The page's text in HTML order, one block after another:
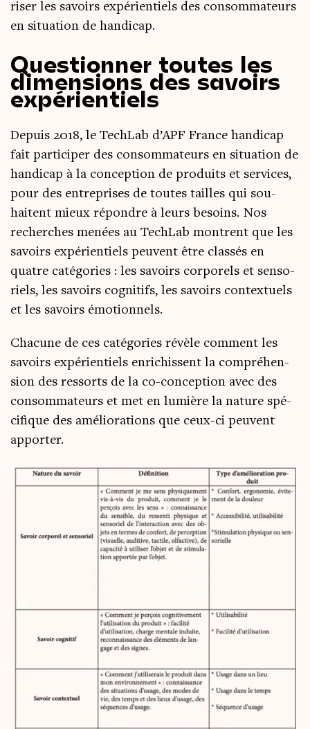
ri­ser les savoirs expé­rien­tiels des consom­ma­teurs
en situa­tion de handicap.
Questionner toutes les
dimensions des savoirs
expérientiels
Depuis 2018, le TechLab d’APF France han­di­cap
fait par­ti­ci­per des consom­ma­teurs en situa­tion de
han­di­cap à la concep­tion de pro­duits et ser­vices,
pour des entre­prises de toutes tailles qui sou­
haitent mieux répondre à leurs besoins. Nos
recherches menées au TechLab montrent que les
savoirs expé­rien­tiels peuvent être clas­sés en
quatre caté­go­ries : les savoirs cor­po­rels et sen­so­
riels, les savoirs cog­ni­tifs, les savoirs contex­tuels
et les savoirs émotionnels.
Cha­cune de ces caté­go­ries révèle com­ment les
savoirs expé­rien­tiels enri­chissent la com­pré­hen­
sion des res­sorts de la co-concep­tion avec des
consom­ma­teurs et met en lumière la nature spé­
ci­fique des amé­lio­ra­tions que ceux-ci peuvent
apporter.